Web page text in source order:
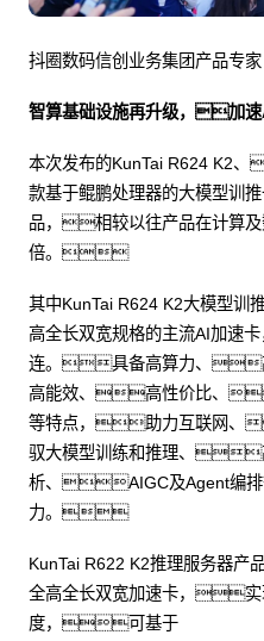
抖圈数码信创业务集团产品专
智算基础设施再升级，加速
本次发布的KunTai R624 K2
款基于鲲鹏处理器的大模型训
品，相较以往产品在计算及
倍。
其中KunTai R624 K2大模型训
高全长双宽规格的主流AI加
连。具备高算力、
高能效、高性价比、
等特点，助力互联网、
驭大模型训练和推理、
析、AIGC及Agent编
力。
KunTai R622 K2推理服务器产
全高全长双宽加速卡，实
度，可基于